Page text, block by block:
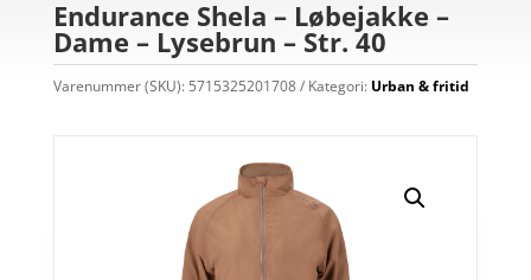
Endurance Shela – Løbejakke –
Dame – Lysebrun – Str. 40
Varenummer (SKU): 5715325201708 Kategori: Urban & fritid